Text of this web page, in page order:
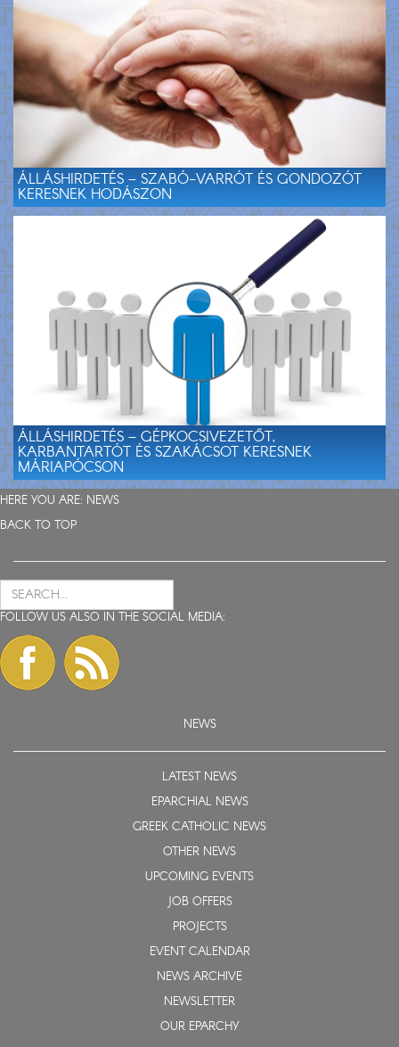
ÁLLÁSHIRDETÉS – SZABÓ-VARRÓT ÉS GONDOZÓT
KERESNEK HODÁSZON
ÁLLÁSHIRDETÉS – GÉPKOCSIVEZETŐT,
KARBANTARTÓT ÉS SZAKÁCSOT KERESNEK
MÁRIAPÓCSON
HERE YOU ARE: NEWS
BACK TO TOP
FOLLOW US ALSO IN THE SOCIAL MEDIA:
NEWS
LATEST NEWS
EPARCHIAL NEWS
GREEK CATHOLIC NEWS
OTHER NEWS
UPCOMING EVENTS
JOB OFFERS
PROJECTS
EVENT CALENDAR
NEWS ARCHIVE
NEWSLETTER
OUR EPARCHY